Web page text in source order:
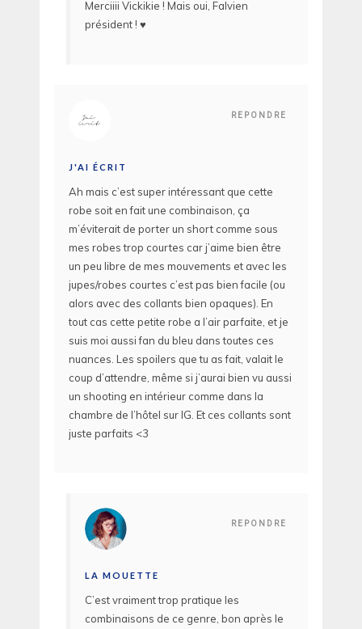
Merciiii Vickikie ! Mais oui, Falvien
président ! ♥
REPONDRE
J'AI ÉCRIT
Ah mais c’est super intéressant que cette
robe soit en fait une combinaison, ça
m’éviterait de porter un short comme sous
mes robes trop courtes car j’aime bien être
un peu libre de mes mouvements et avec les
jupes/robes courtes c’est pas bien facile (ou
alors avec des collants bien opaques). En
tout cas cette petite robe a l’air parfaite, et je
suis moi aussi fan du bleu dans toutes ces
nuances. Les spoilers que tu as fait, valait le
coup d’attendre, même si j’aurai bien vu aussi
un shooting en intérieur comme dans la
chambre de l’hôtel sur IG. Et ces collants sont
juste parfaits <3
REPONDRE
LA MOUETTE
C’est vraiment trop pratique les
combinaisons de ce genre, bon après le